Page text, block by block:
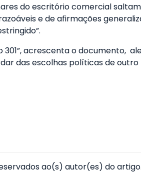
do escritório comercial
e de afirmações
acrescenta o documento,
das escolhas políticas de outro
ao(s) autor(es) do artigo.